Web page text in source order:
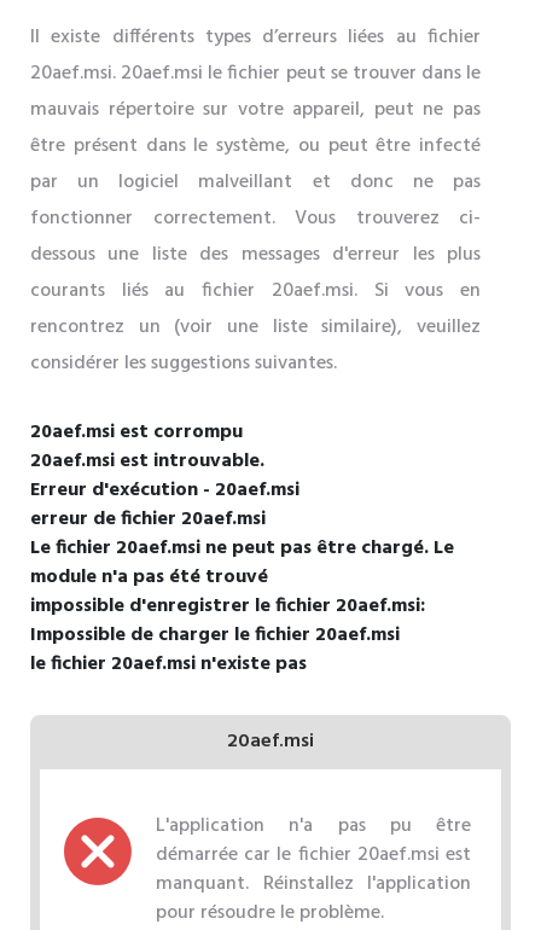
Il existe différents types d’erreurs liées au fichier
20aef.msi. 20aef.msi le fichier peut se trouver dans le
mauvais répertoire sur votre appareil, peut ne pas
être présent dans le système, ou peut être infecté
par un logiciel malveillant et donc ne pas
fonctionner correctement. Vous trouverez ci-
dessous une liste des messages d'erreur les plus
courants liés au fichier 20aef.msi. Si vous en
rencontrez un (voir une liste similaire), veuillez
considérer les suggestions suivantes.
20aef.msi est corrompu
20aef.msi est introuvable.
Erreur d'exécution - 20aef.msi
erreur de fichier 20aef.msi
Le fichier 20aef.msi ne peut pas être chargé. Le
module n'a pas été trouvé
impossible d'enregistrer le fichier 20aef.msi:
Impossible de charger le fichier 20aef.msi
le fichier 20aef.msi n'existe pas
20aef.msi
L'application n'a pas pu être
démarrée car le fichier 20aef.msi est
manquant. Réinstallez l'application
pour résoudre le problème.